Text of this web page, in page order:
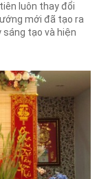
luôn thay đổi
mới đã tạo ra
tạo và hiện